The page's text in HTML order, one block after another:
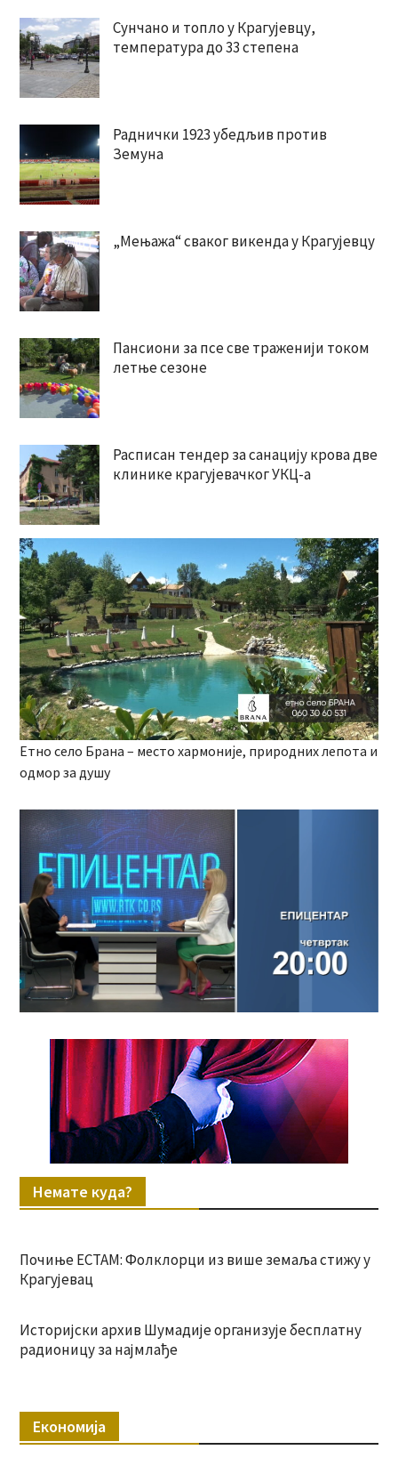
Сунчано и топло у Крагујевцу,
температура до 33 степена
Раднички 1923 убедљив против
Земуна
„Мењажа“ сваког викенда у Крагујевцу
Пансиони за псе све траженији током
летње сезоне
Расписан тендер за санацију крова две
клинике крагујевачког УКЦ-а
Етно село Брана – место хармоније, природних лепота и
одмор за душу
Немате куда?
Почиње ЕСТАМ: Фолклорци из више земаља стижу у
Крагујевац
Историјски архив Шумадије организује бесплатну
радионицу за најмлађе
Економија